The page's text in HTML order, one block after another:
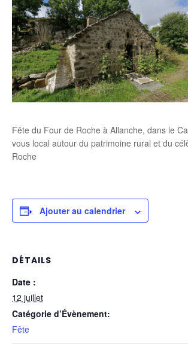
Fête du Four de Roche à Allanche, dans le
vous local autour du patrimoine rural et du
Roche
Ajouter au calendrier
DÉTAILS
Date :
12 juillet
Catégorie d’Évènement:
Fête